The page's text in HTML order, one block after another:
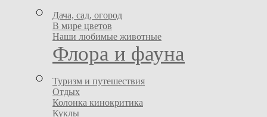
Дача, сад, огород
В мире цветов
Наши любимые животные
Флора и фауна
Туризм и путешествия
Отдых
Колонка кинокритика
Куклы